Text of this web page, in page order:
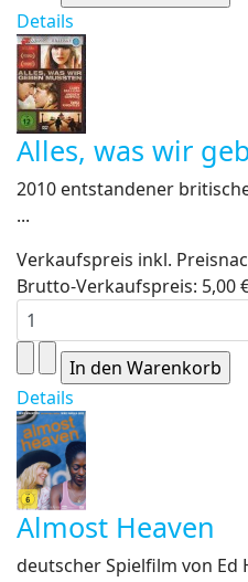
Details
Alles, was wir
2010 entstandener
...
Verkaufspreis inkl.
Brutto-Verkaufspreis: 5,00
Details
Almost Heaven
deutscher Spielfilm von Ed